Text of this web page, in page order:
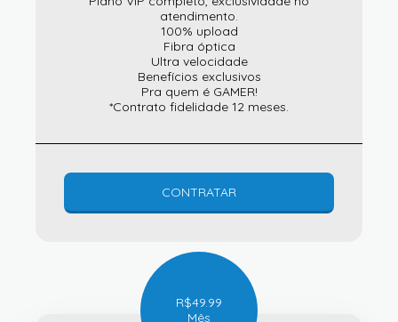
atendimento.
100% upload
Fibra óptica
Ultra velocidade
Benefícios exclusivos
Pra quem é GAMER!
*Contrato fidelidade 12 meses.
CONTRATAR
R$49.99
Mês